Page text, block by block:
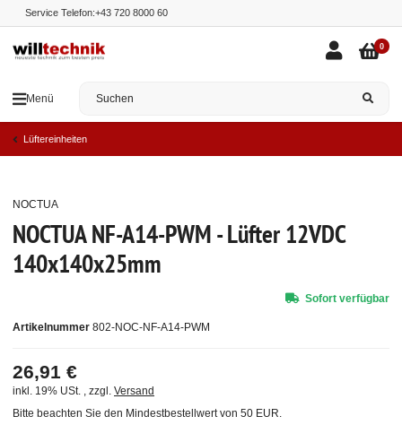
Service Telefon:+43 720 8000 60
Menü
0
Lüftereinheiten
NOCTUA NF-A14-PWM - Lüfter 12VDC
140x140x25mm
Artikelnummer 802-NOC-NF-A14-PWM
NOCTUA
26,91 €
inkl. 19% USt. , zzgl. Versand
Bitte beachten Sie den Mindestbestellwert von 50 EUR.
Sofort verfügbar